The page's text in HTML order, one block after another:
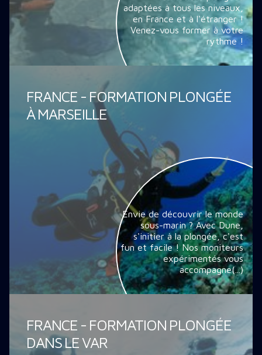
adaptées à tous les niveaux,
en France et à l'étranger !
Venez-vous former à votre
rythme !
FRANCE - FORMATION PLONGÉE
À MARSEILLE
Envie de découvrir le monde
sous-marin ? Avec Dune,
s'initier à la plongée, c'est
fun et facile ! Nos moniteurs
expérimentés vous
accompagne(...)
FRANCE - FORMATION PLONGÉE
DANS LE VAR